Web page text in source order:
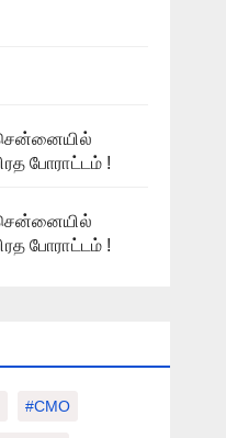
போராட்டம் !
போராட்டம் !
#CMO